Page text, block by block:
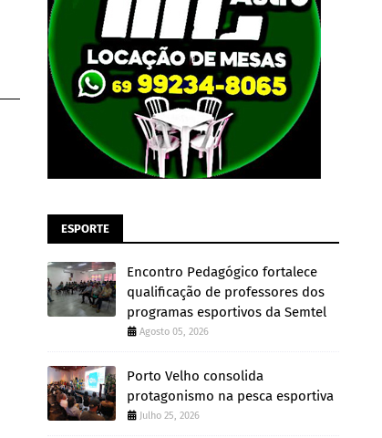
ESPORTE
Encontro Pedagógico fortalece
qualificação de professores dos
programas esportivos da Semtel
Agosto 05, 2026
Porto Velho consolida
protagonismo na pesca esportiva
Julho 25, 2026